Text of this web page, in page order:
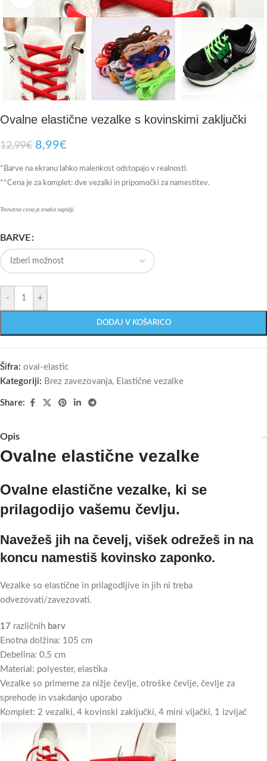
Ovalne elastične vezalke s kovinskimi zaključki
12,99€ 8,99€
*Barve na ekranu lahko malenkost odstopajo v realnosti.
**Cena je za komplet: dve vezalki in pripomočki za namestitev.
Trenutna cena je enaka najnižji.
BARVE
- +
DODAJ V KOŠARICO
Šifra: oval-elastic
Kategoriji: Brez zavezovanja, Elastične vezalke
Share:
Opis
Ovalne elastične vezalke
Ovalne elastične vezalke, ki se
prilagodijo vašemu čevlju.
Navežeš jih na čevelj, višek odrežeš in na
koncu namestiš kovinsko zaponko.
Vezalke so elastične in prilagodljive in jih ni treba
odvezovati/zavezovati.
17 različnih barv
Enotna dolžina: 105 cm
Debelina: 0,5 cm
Material: polyester, elastika
Vezalke so primerne za nižje čevlje, otroške čevlje, čevlje za
sprehode in vsakdanjo uporabo
Komplet: 2 vezalki, 4 kovinski zaključki, 4 mini vijački, 1 izvijač